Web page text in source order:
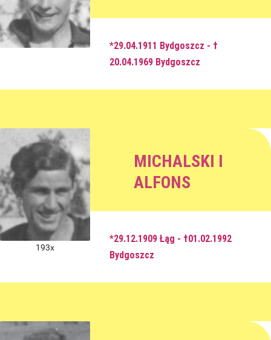
*29.04.1911 Bydgoszcz - †
20.04.1969 Bydgoszcz
193x
MICHALSKI I
ALFONS
*29.12.1909 Łąg - †01.02.1992
Bydgoszcz